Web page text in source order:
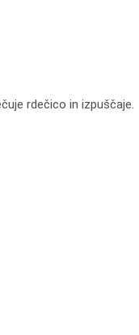
rdečico in izpuščaje.